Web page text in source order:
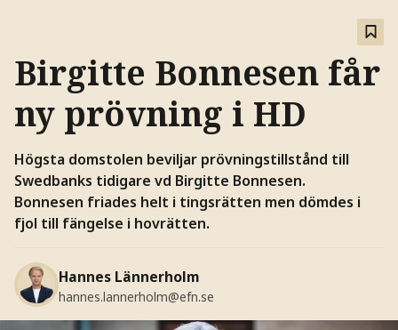
Birgitte Bonnesen får
ny prövning i HD
Högsta domstolen beviljar prövningstillstånd till
Swedbanks tidigare vd Birgitte Bonnesen.
Bonnesen friades helt i tingsrätten men dömdes i
fjol till fängelse i hovrätten.
Hannes Lännerholm
hannes.lannerholm@efn.se